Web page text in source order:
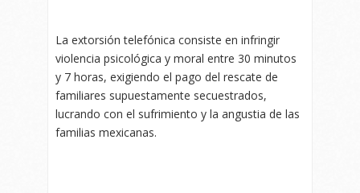
La extorsión telefónica consiste en infringir
violencia psicológica y moral entre 30 minutos
y 7 horas, exigiendo el pago del rescate de
familiares supuestamente secuestrados,
lucrando con el sufrimiento y la angustia de las
familias mexicanas.